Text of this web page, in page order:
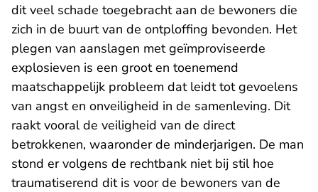
dit veel schade toegebracht aan de bewoners die
zich in de buurt van de ontploffing bevonden. Het
plegen van aanslagen met geïmproviseerde
explosieven is een groot en toenemend
maatschappelijk probleem dat leidt tot gevoelens
van angst en onveiligheid in de samenleving. Dit
raakt vooral de veiligheid van de direct
betrokkenen, waaronder de minderjarigen. De man
stond er volgens de rechtbank niet bij stil hoe
traumatiserend dit is voor de bewoners van de